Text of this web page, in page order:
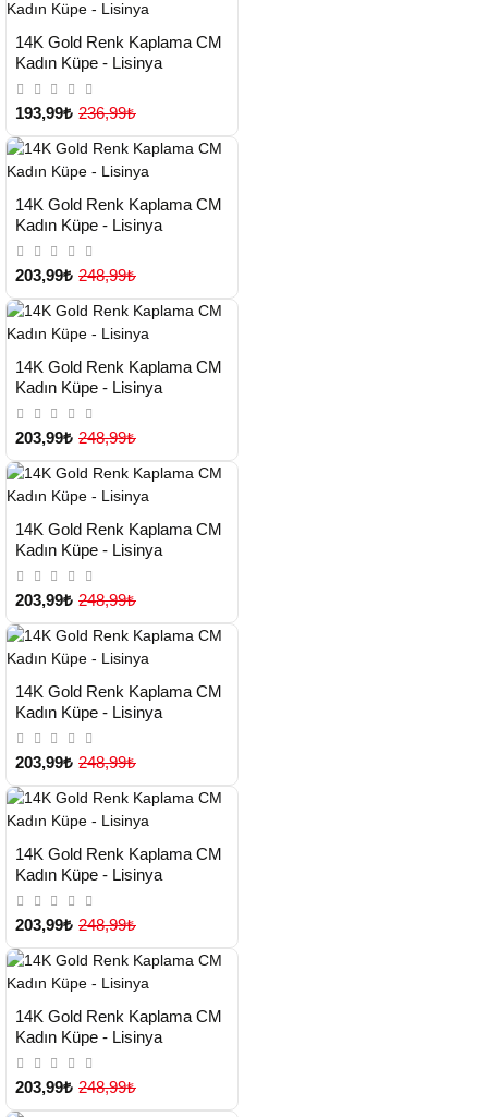
TESLİMAT
14K Gold Renk Kaplama CM
Kadın Küpe - Lisinya
193,99₺ 236,99₺
TESLİMAT
14K Gold Renk Kaplama CM
Kadın Küpe - Lisinya
203,99₺ 248,99₺
TESLİMAT
14K Gold Renk Kaplama CM
Kadın Küpe - Lisinya
203,99₺ 248,99₺
TESLİMAT
14K Gold Renk Kaplama CM
Kadın Küpe - Lisinya
203,99₺ 248,99₺
TESLİMAT
14K Gold Renk Kaplama CM
Kadın Küpe - Lisinya
203,99₺ 248,99₺
TESLİMAT
14K Gold Renk Kaplama CM
Kadın Küpe - Lisinya
203,99₺ 248,99₺
TESLİMAT
14K Gold Renk Kaplama CM
Kadın Küpe - Lisinya
203,99₺ 248,99₺